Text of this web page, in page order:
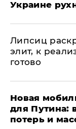
Украине
Липсиц
элит, к
готово
​Новая
для Путина:
потерь и